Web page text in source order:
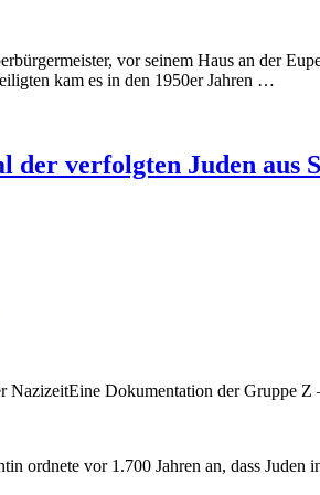
vor seinem Haus an der
kam es in den 1950er Jahren …
der verfolgten Juden aus
Dokumentation der Gruppe Z
ordnete vor 1.700 Jahren an, dass